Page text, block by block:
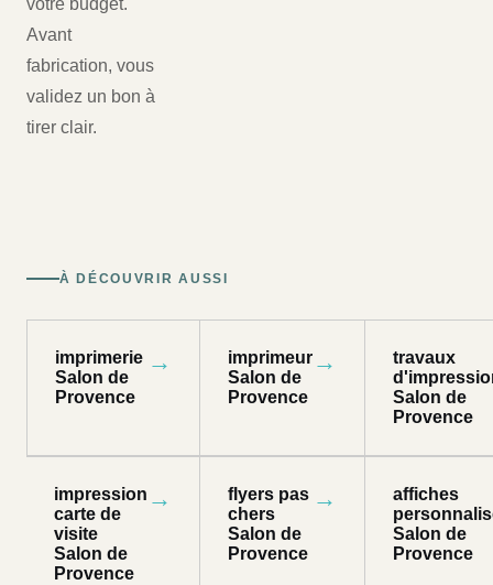
votre budget.
Avant
fabrication, vous
validez un bon à
tirer clair.
À DÉCOUVRIR AUSSI
imprimerie
Salon de
Provence
→
imprimeur
Salon de
Provence
→
travaux
Salon de
Provence
impression
carte de
visite
Salon de
Provence
→
flyers pas
chers
Salon de
Provence
→
affiches
Salon de
Provence